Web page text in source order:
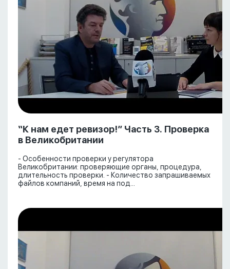
“К нам едет ревизор!” Часть 3. Проверка
в Великобритании
- Особенности проверки у регулятора
Великобритании: проверяющие органы, процедура,
длительность проверки. - Количество запрашиваемых
файлов компаний, время на под...